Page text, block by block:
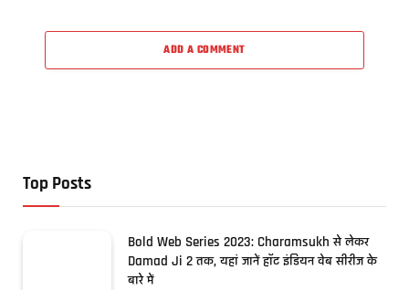
ADD A COMMENT
Top Posts
Bold Web Series 2023: Charamsukh से लेकर
Damad Ji 2 तक, यहां जानें हॉट इंडियन वेब सीरीज के
बारे में